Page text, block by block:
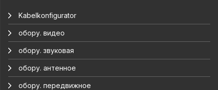
Kabelkonfigurator
обору. видео
обору. звуковая
обору. антенное
обору. передвижное